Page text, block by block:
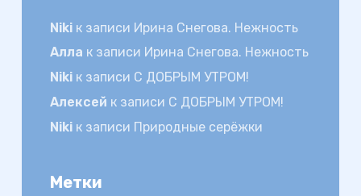
Nikiк записи Ирина Снегова. Нежность
Алла к записи Ирина Снегова. Нежность
Nikiк записи С ДОБРЫМ УТРОМ!
Алексей к записи С ДОБРЫМ УТРОМ!
Nikiк записи Природные серёжки
Метки